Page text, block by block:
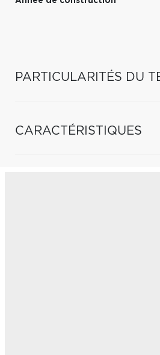
PARTICULARITÉS DU
CARACTÉRISTIQUES